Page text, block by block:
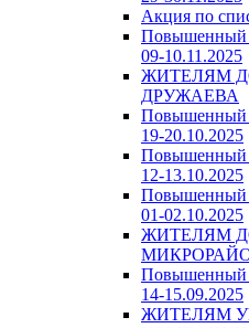
Акция по
Повышенный
09-10.11.2025
ЖИТЕЛЯМ
ДРУЖАЕВА
Повышенный
19-20.10.2025
Повышенный
12-13.10.2025
Повышенный
01-02.10.2025
ЖИТЕЛЯМ
Повышенный
14-15.09.2025
ЖИТЕЛЯМ